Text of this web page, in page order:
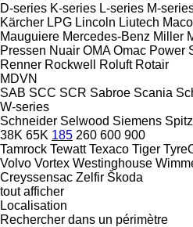
D-series K-series L-series M-
Kärcher LPG Lincoln Liutech Maco
Mauguiere Mercedes-Benz Miller
Pressen Nuair OMA Omac Power
Renner Rockwell Roluft Rotair
MDVN
SAB SCC SCR Sabroe Scania
W-series
Schneider Selwood Siemens
38K 65K 185 260 600 900
Tamrock Tewatt Texaco Tiger
Volvo Vortex Westinghouse
Creyssensac Zelfir Škoda
tout afficher
Localisation
Rechercher dans un périmètre